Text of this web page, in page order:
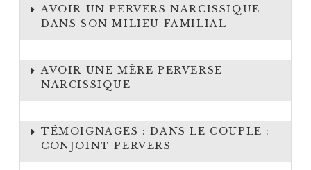
AVOIR UN PERVERS NARCISSIQUE
DANS SON MILIEU FAMILIAL
AVOIR UNE MÈRE PERVERSE
NARCISSIQUE
TÉMOIGNAGES : DANS LE COUPLE :
CONJOINT PERVERS